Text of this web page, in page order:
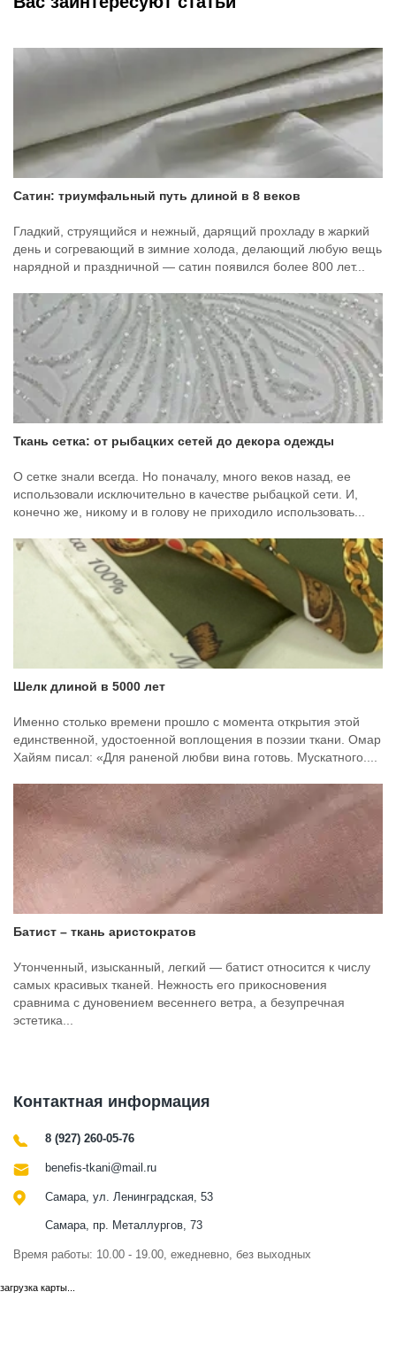
Сатин: триумфальный путь длиной в 8 веков
Гладкий, струящийся и нежный, дарящий прохладу в жаркий
день и согревающий в зимние холода, делающий любую вещь
нарядной и праздничной — сатин появился более 800 лет...
Ткань сетка: от рыбацких сетей до декора одежды
О сетке знали всегда. Но поначалу, много веков назад, ее
использовали исключительно в качестве рыбацкой сети. И,
конечно же, никому и в голову не приходило использовать...
Шелк длиной в 5000 лет
Именно столько времени прошло с момента открытия этой
единственной, удостоенной воплощения в поэзии ткани. Омар
Хайям писал: «Для раненой любви вина готовь. Мускатного....
Батист – ткань аристократов
Утонченный, изысканный, легкий — батист относится к числу
самых красивых тканей. Нежность его прикосновения
сравнима с дуновением весеннего ветра, а безупречная
эстетика...
Контактная информация
8 (927) 260-05-76
benefis-tkani@mail.ru
Самара, ул. Ленинградская, 53
Самара, пр. Металлургов, 73
Время работы: 10.00 - 19.00, ежедневно, без выходных
загрузка карты...